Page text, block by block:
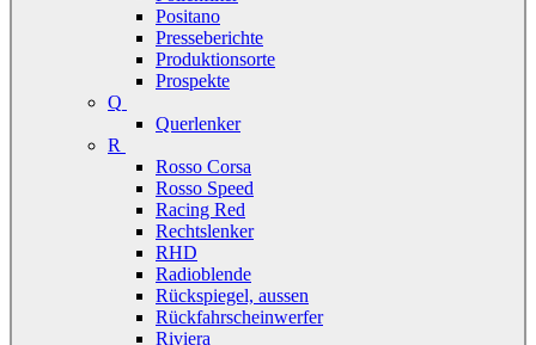
Positano
Presseberichte
Produktionsorte
Prospekte
Q
Querlenker
R
Rosso Corsa
Rosso Speed
Racing Red
Rechtslenker
RHD
Radioblende
Rückspiegel, aussen
Rückfahrscheinwerfer
Riviera